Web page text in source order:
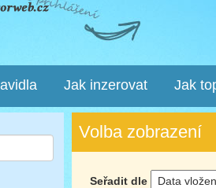
Jak inzerovat Jak
Volba zobrazení
Seřadit dle